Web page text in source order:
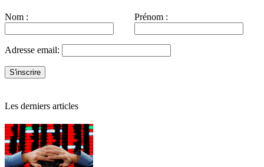
Nom : Prénom :
Adresse email:
Les derniers articles